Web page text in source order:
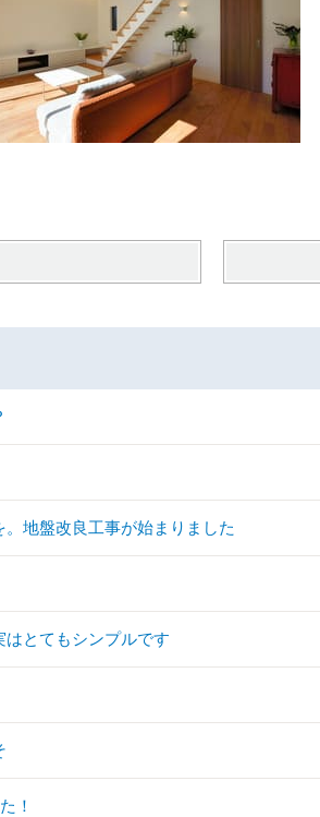
地盤改良工事が始まりました
とてもシンプルです
！